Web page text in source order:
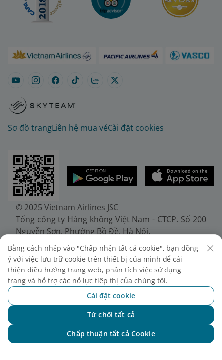
Sơ đồ trangLiên hệ mua véCài đặt cookies
© 2025 Vietnam Airlines JSC
Tổng công ty Hàng không Việt Nam - CTCP. Số 200
Nguyễn Sơn, Phường Bồ Đề, Hà Nội.
Điện thoại: (+84-24) 38272289. Fax: (+84-24)
38722375
Giấy chứng nhận đăng ký doanh nghiệp, mã số
doanh nghiệp 0100107518, đăng ký lần đầu ngày
30/6/2010, đăng ký thay đổi lần thứ 10 ngày
24/7/2025, cấp bởi Sở Tài chính Thành phố Hà Nội.
Bằng cách nhấp vào "Chấp nhận tất cả cookie", bạn đồng
ý với việc lưu trữ cookie trên thiết bị của mình để cải
thiện điều hướng trang web, phân tích việc sử dụng
trang và hỗ trợ các nỗ lực tiếp thị của chúng tôi.
Cài đặt cookie
Từ chối tất cả
Chấp thuận tất cả Cookie